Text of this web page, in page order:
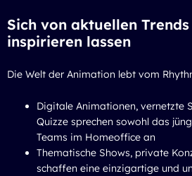
Sich von aktuellen
inspirieren lassen
Die Welt der Animation lebt vom
Digitale Animationen, vernetzte
Quizze sprechen sowohl das
Teams im Homeoffice an
Thematische Shows, private
schaffen eine einzigartige und